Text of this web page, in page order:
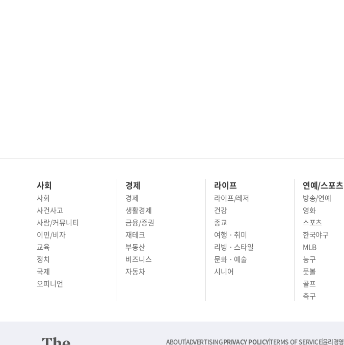
사회
사회
사건사고
사람/커뮤니티
이민/비자
교육
정치
국제
오피니언
경제
경제
생활경제
금융/증권
재테크
부동산
비즈니스
자동차
라이프
라이프/레저
건강
종교
여행 · 취미
리빙 · 스타일
문화 · 예술
시니어
연예/스포츠
방송/연예
영화
스포츠
한국야구
MLB
농구
풋볼
골프
축구
ABOUTADVERTISINGPRIVACY POLICYTERMS OF SERVICE윤리경영